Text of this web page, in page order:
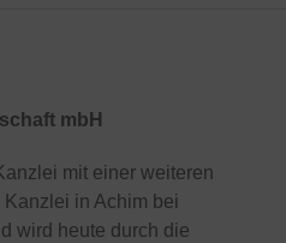
mbH
mit einer weiteren
in Achim bei
wird heute durch die